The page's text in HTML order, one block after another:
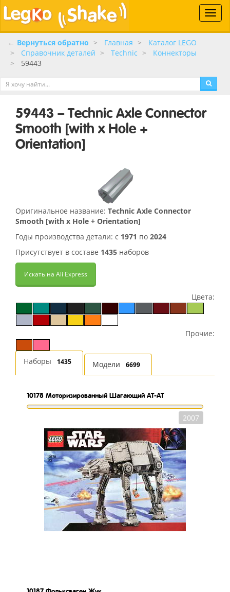
Toggle
← Вернуться обратно Главная
Каталог LEGO
Справочник деталей
Technic
Коннекторы
59443
59443 – Technic Axle Connector
Smooth [with x Hole +
Orientation]
Оригинальное название: Technic Axle Connector
Smooth [with x Hole + Orientation]
Годы производства детали: с 1971 по 2024
Присутствует в составе 1435 наборов
Искать на Ali Express
Цвета:
Прочие:
Наборы 1435 Модели 6699
10178 Моторизированный Шагающий АТ-АТ
2007